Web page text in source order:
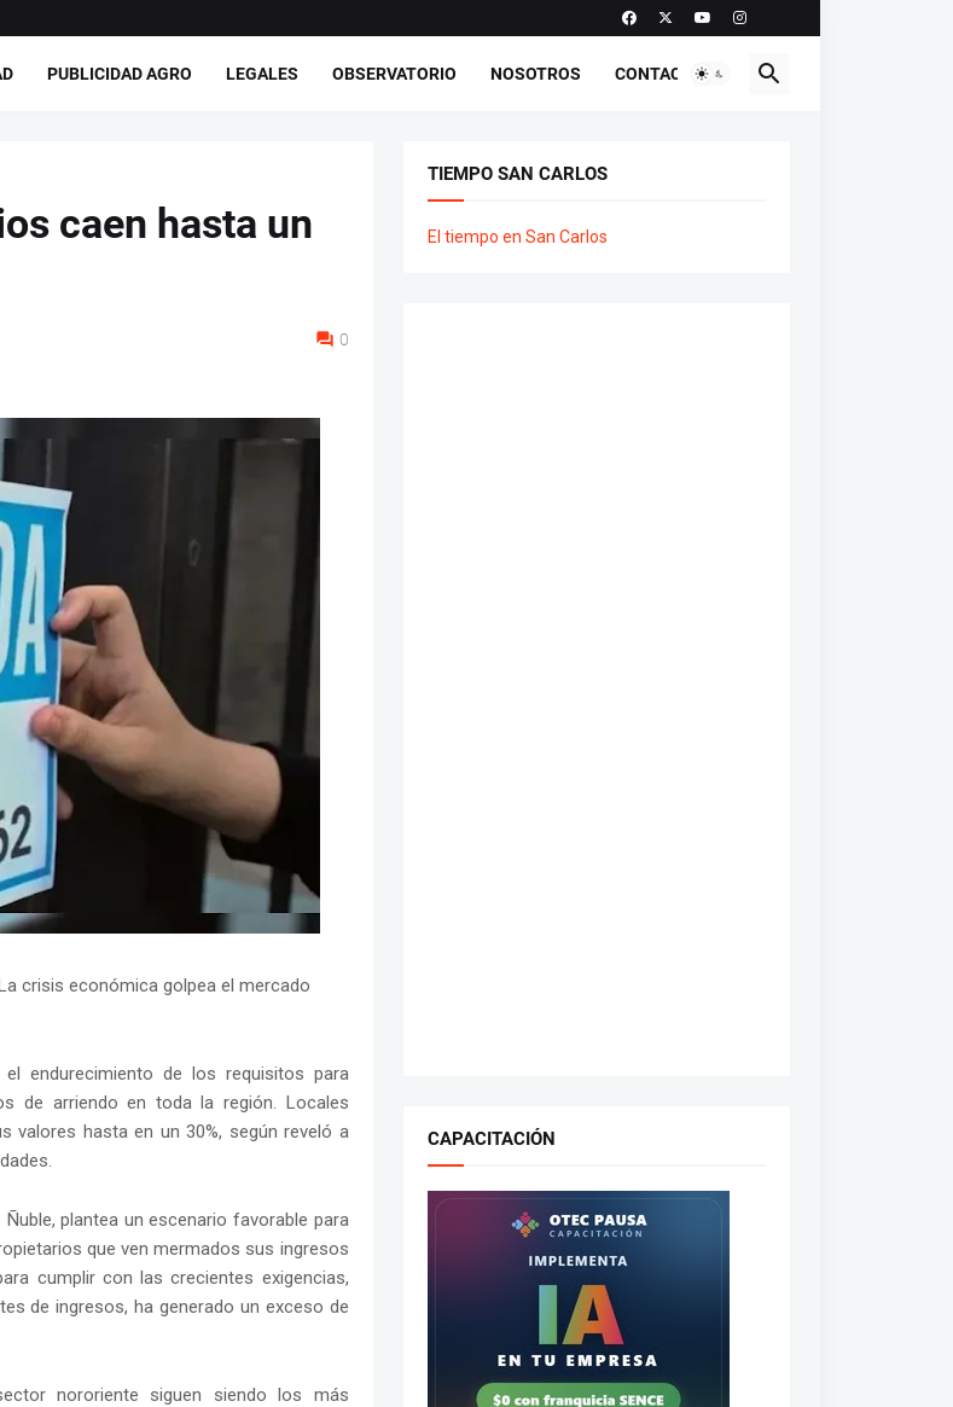
PUBLICIDAD AGRO LEGALES OBSERVATORIO NOSOTROS CONTACTO
caen hasta un
0
crisis económica golpea el mercado
endurecimiento de los requisitos para
de arriendo en toda la región. Locales
valores hasta en un 30%, según reveló a
plantea un escenario favorable para
que ven mermados sus ingresos
cumplir con las crecientes exigencias,
de ingresos, ha generado un exceso de
nororiente siguen siendo los más
TIEMPO SAN CARLOS
El tiempo en San Carlos
CAPACITACIÓN